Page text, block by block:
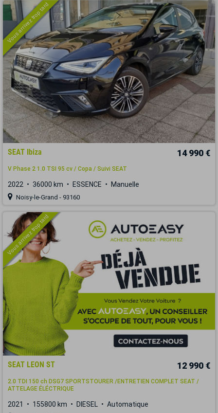
Vous arrivez trop tard
SEAT Ibiza 14 990 €
V Phase 2 1.0 TSI 95 cv / Copa / Suivi SEAT
2022 36000 km ESSENCE Manuelle
Noisy-le-Grand - 93160
Vous arrivez trop tard
SEAT LEON ST 12 990 €
2.0 TDI 150 ch DSG7 SPORTSTOURER /ENTRETIEN COMPLET SEAT /
ATTELAGE ÉLÉCTRIQUE
2021 155800 km DIESEL Automatique